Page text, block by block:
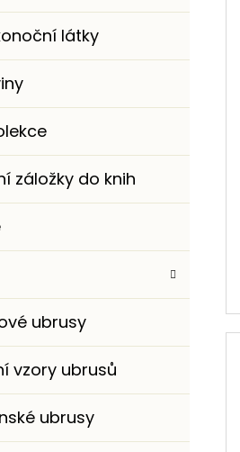
látky
záložky do knih
ubrusy
vzory ubrusů
ubrusy